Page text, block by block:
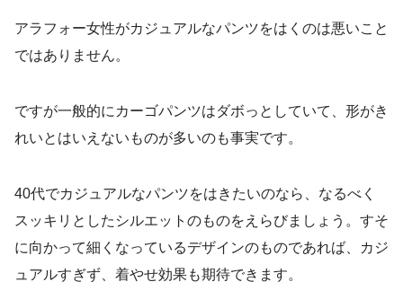
アラフォー女性がカジュアルなパンツをはくのは悪いこと
ではありません。
ですが一般的にカーゴパンツはダボっとしていて、形がき
れいとはいえないものが多いのも事実です。
40代でカジュアルなパンツをはきたいのなら、なるべく
スッキリとしたシルエットのものをえらびましょう。すそ
に向かって細くなっているデザインのものであれば、カジ
ュアルすぎず、着やせ効果も期待できます。